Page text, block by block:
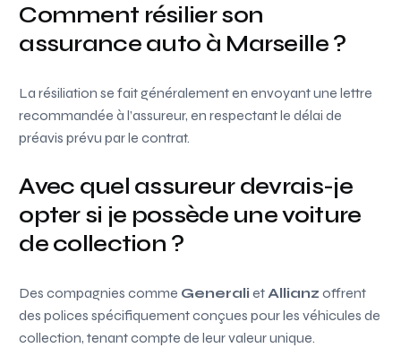
Comment résilier son
assurance auto à Marseille ?
La résiliation se fait généralement en envoyant une lettre
recommandée à l’assureur, en respectant le délai de
préavis prévu par le contrat.
Avec quel assureur devrais-je
opter si je possède une voiture
de collection ?
Des compagnies comme Generali etAllianz offrent
des polices spécifiquement conçues pour les véhicules de
collection, tenant compte de leur valeur unique.